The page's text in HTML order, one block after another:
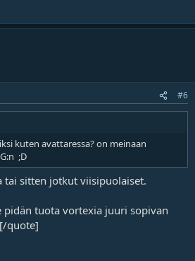
#6
kuten avattaressa? on meinaan
;D
tai sitten jotkut viisipuolaiset.
tuota vortexia juuri sopivan
quote]